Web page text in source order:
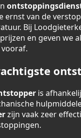
ernst van de
Bij
en geven we
is
zijn vaak zeer